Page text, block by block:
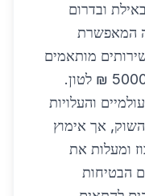
ובדרום
המאפשרת
מותאמים
ואיכותיים במחיר ממוצע של כ-5000 ₪ לטון.
והעלויות
אך אימוץ
ומעלות את
הבטיחות